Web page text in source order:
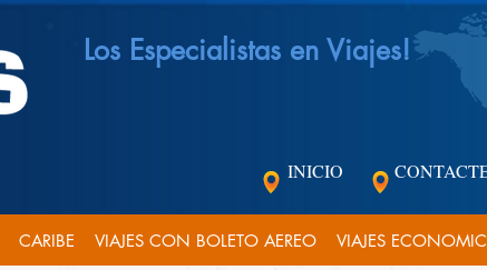
Los Especialistas en Viajes!
INICIO
CARIBE VIAJES CON BOLETO AEREO VIAJES